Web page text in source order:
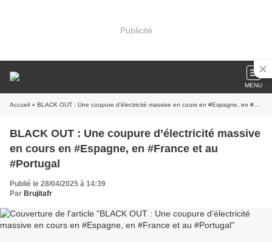
Publicité
MENU
Accueil » BLACK OUT : Une coupure d’électricité massive en cours en #Espagne, en #France et au #Portugal
BLACK OUT : Une coupure d’électricité massive
en cours en #Espagne, en #France et au
#Portugal
Publié le 28/04/2025 à 14:39
Par Brujitafr